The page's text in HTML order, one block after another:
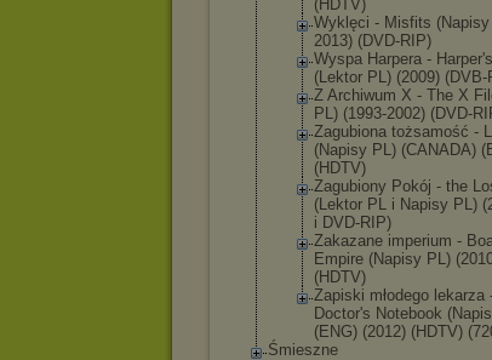
(HDTV)
Wyklęci - Misfits (Napisy
2013) (DVD-RIP)
Wyspa Harpera -
(Lektor PL) (2009) (DVB-
Z Archiwum X - The X
PL) (1993-2002) (DVD-
Zagubiona tożsamość -
(Napisy PL) (CANADA)
(HDTV)
Zagubiony Pokój - the
(Lektor PL i Napisy PL)
i DVD-RIP)
Zakazane imperium -
Empire (Napisy PL)
(HDTV)
Zapiski młodego lekarza
Doctor's Notebook
(ENG) (2012) (HDTV)
Śmieszne